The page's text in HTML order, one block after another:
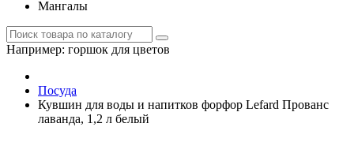
Мангалы
Например: горшок для цветов
Посуда
Кувшин для воды и напитков форфор Lefard Прованс
лаванда, 1,2 л белый